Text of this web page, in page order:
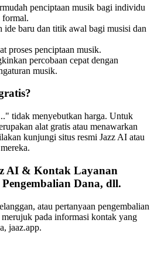
penciptaan musik bagi individu
formal.
ide baru dan titik awal bagi musisi dan
proses penciptaan musik.
percobaan cepat dengan
musik.
tidak menyebutkan harga. Untuk
alat gratis atau menawarkan
kunjungi situs resmi Jazz AI atau
AI & Kontak Layanan
Dana, dll.
atau pertanyaan pengembalian
pada informasi kontak yang
jaaz.app.